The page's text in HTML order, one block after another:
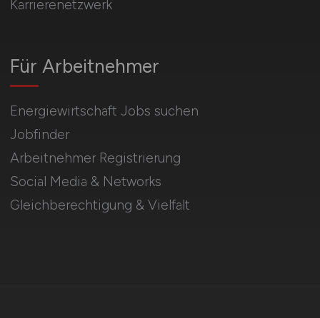
Für Arbeitnehmer
Energiewirtschaft Jobs suchen
Jobfinder
Arbeitnehmer Registrierung
Social Media & Networks
Gleichberechtigung & Vielfalt
Karrierenetzwerk